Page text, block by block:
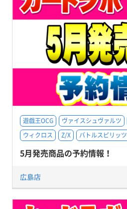
遊戯王OCG ヴァイスシュヴァルツ
ウィクロス
Z/X バトルスピリッツ
5月発売商品の予約情報！
広島店